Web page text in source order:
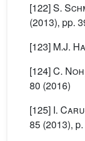
[122]S.
(2013), pp.
[123] M.J.
[124]C.
80 (2016)
[125] I.
85 (2013),